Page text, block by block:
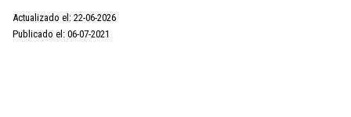
Actualizado el: 22-06-2026
Publicado el: 06-07-2021